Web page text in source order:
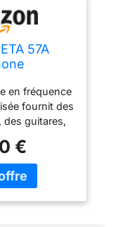
57A
et
Élément
en fréquence
fournit des
des guitares,
de qualité
€